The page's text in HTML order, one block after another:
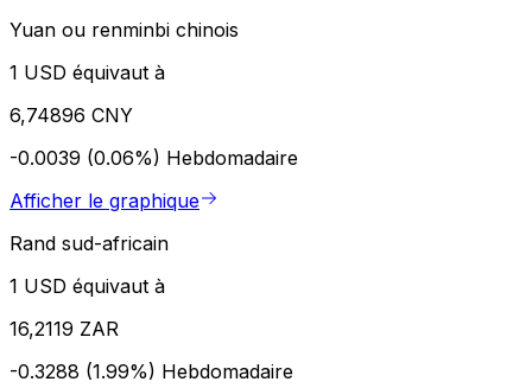
Yuan ou renminbi chinois
1 USD équivaut à
6,74896 CNY
-0.0039 (0.06%) Hebdomadaire
Afficher le graphique
Rand sud-africain
1 USD équivaut à
16,2119 ZAR
-0.3288 (1.99%) Hebdomadaire